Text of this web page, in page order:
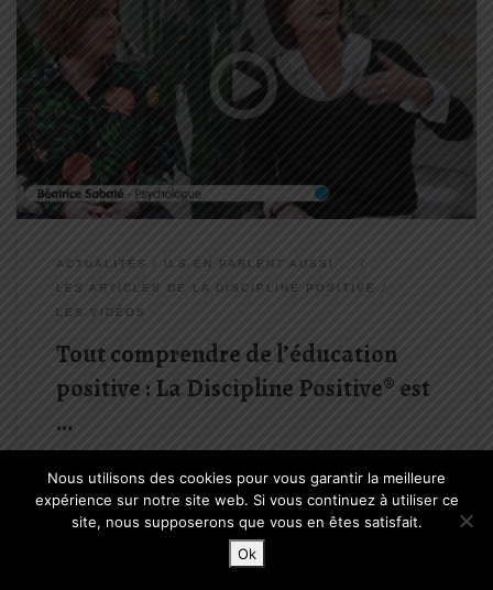
La CAF (Caisse des Allocations Familiales) a consacré une
émission pour parler de la Discipline Positive® et de l'éducation
Positive en général.
ACTUALITÉS
ILS EN PARLENT AUSSI ...
LES ARTICLES DE LA DISCIPLINE POSITIVE
LES VIDÉOS
Tout comprendre de l’éducation
positive : La Discipline Positive® est
…
education education positive idée recue
Nous utilisons des cookies pour vous garantir la meilleure
expérience sur notre site web. Si vous continuez à utiliser ce
site, nous supposerons que vous en êtes satisfait.
Ok